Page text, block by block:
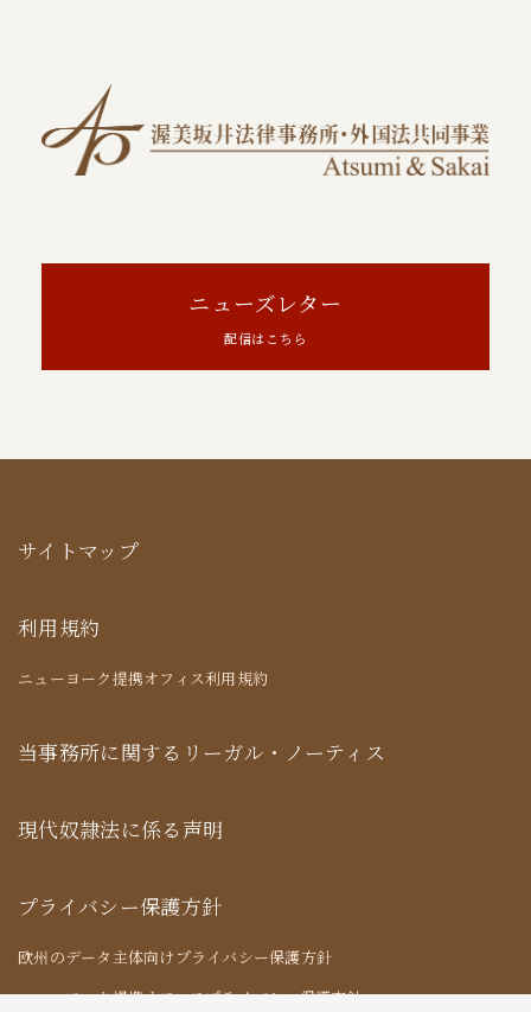
ニューズレター
配信はこちら
サイトマップ
利用規約
ニューヨーク提携オフィス利用規約
当事務所に関するリーガル・ノーティス
現代奴隷法に係る声明
プライバシー保護方針
欧州のデータ主体向けプライバシー保護方針
ニューヨーク提携オフィスプライバシー保護方針